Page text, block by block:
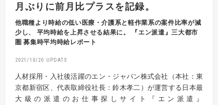
月ぶりに前月比プラスを記録。
他職種より時給の低い医療・介護系と軽作業系の案件比率が減
少し、 平均時給を上昇させる結果に。
『エン派遣』三大都市
圏 募集時平均時給レポート
2021/10/20
人材採用・入社後活躍のエン・ジャパン株式会社（本社：東
京都新宿区、代表取締役社長：鈴木孝二）が運営する日本最
大級の派遣のお仕事探しサイト『エン派遣』